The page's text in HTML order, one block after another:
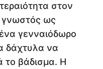
στον
γνωστός ως
γενναιόδωρο
δάχτυλα να
το βάδισμα. Η